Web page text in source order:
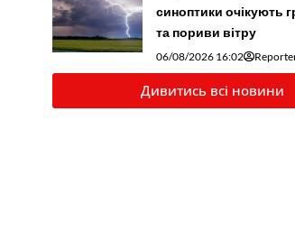
синоптики очікують
та пориви вітру
06/08/2026 16:02
Дивитись всі новини